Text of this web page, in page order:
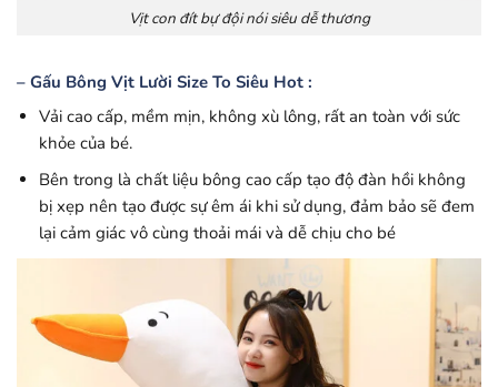
Vịt con đít bự đội nói siêu dễ thương
– Gấu Bông Vịt Lười Size To Siêu Hot :
Vải cao cấp, mềm mịn, không xù lông, rất an toàn với sức
khỏe của bé.
Bên trong là chất liệu bông cao cấp tạo độ đàn hồi không
bị xẹp nên tạo được sự êm ái khi sử dụng, đảm bảo sẽ đem
lại cảm giác vô cùng thoải mái và dễ chịu cho bé